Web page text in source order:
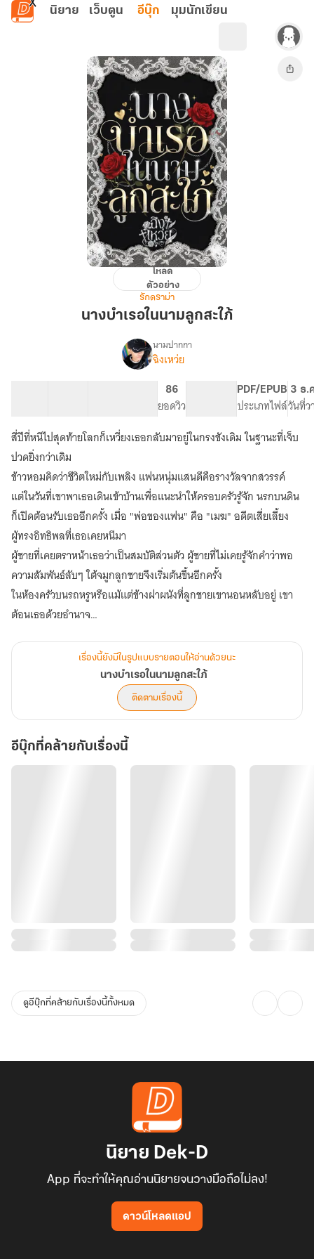
ข้ามไปยังเนื้อหาหลัก
นิยาย เว็บตูน อีบุ๊ก มุมนักเขียน
ใน
โหลด
ตัวอย่าง
รักดราม่า
นางบำเรอในนามลูกสะใภ้
เรื่อง
บำเรอ
ใน
นาม
ลูก
สะใภ้
นามปากกา
ฉิงเหว่ย
86
ยอดวิว
PDF/EPUB
ประเภทไฟล์
3 ธ.
วันที่ว
สี่ปีที่หนีไปสุดท้ายโลกก็เหวี่ยงเธอกลับมาอยู่ในกรงขังเดิม ในฐานะที่เจ็บ
ปวดยิ่งกว่าเดิม
ข้าวหอมคิดว่าชีวิตใหม่กับเพลิง แฟนหนุ่มแสนดีคือรางวัลจากสวรรค์
แต่ในวันที่เขาพาเธอเดินเข้าบ้านเพื่อแนะนำให้ครอบครัวรู้จัก นรกบนดิน
ก็เปิดต้อนรับเธออีกครั้ง เมื่อ "พ่อของแฟน" คือ "เมฆ" อดีตเสี่ยเลี้ยง
ผู้ทรงอิทธิพลที่เธอเคยหนีมา
ผู้ชายที่เคยตราหน้าเธอว่าเป็นสมบัติส่วนตัว ผู้ชายที่ไม่เคยรู้จักคำว่าพอ
ความสัมพันธ์ลับๆ ใต้จมูกลูกชายจึงเริ่มต้นขึ้นอีกครั้ง
ในห้องครัวบนรถหรูหรือแม้แต่ข้างฝาผนังที่ลูกชายเขานอนหลับอยู่ เขา
ต้อนเธอด้วยอำนาจ
จนกระทั่งความผิดพลาดกลายเป็น "สองขีดสีแดง" เธออุ้มท้อง "ลูกของ
พ่อ" เข้าพิธีวิวาห์กับ "ลูกชาย" โดยหารู้ไม่ว่านี่ไม่ใช่จุดจบของความรัก
สามเส้า แต่มันคือจุดเริ่มต้นของโศกนาฏกรรมและการจองจำชั่วชีวิต!
เรื่องนี้ยังมีในรูปแบบรายตอนให้อ่านด้วยนะ
นางบำเรอในนามลูกสะใภ้
ติดตามเรื่องนี้
อีบุ๊กที่คล้ายกับเรื่องนี้
ดูอีบุ๊กที่คล้ายกับเรื่องนี้ทั้งหมด
นิยาย Dek-D
App ที่จะทำให้คุณอ่านนิยายจนวางมือถือไม่ลง!
ดาวน์โหลดแอป